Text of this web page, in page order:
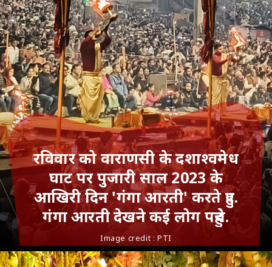
Image credit : PTI
रविवार को वाराणसी के दशाश्वमेध
घाट पर पुजारी साल 2023 के
आखिरी दिन 'गंगा आरती' करते हुए.
गंगा आरती देखने कई लोग पहुंचे.